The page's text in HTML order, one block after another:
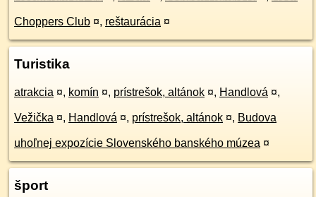
Choppers Club ¤, reštaurácia ¤
Turistika
atrakcia ¤, komín ¤, prístrešok, altánok ¤, Handlová ¤,
Vežička ¤, Handlová ¤, prístrešok, altánok ¤, Budova
uhoľnej expozície Slovenského banského múzea ¤
šport